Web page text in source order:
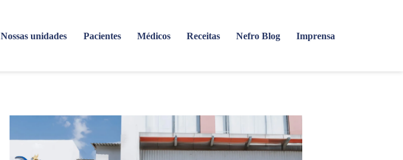
Nossas unidades Pacientes Médicos Receitas Nefro Blog Imprensa